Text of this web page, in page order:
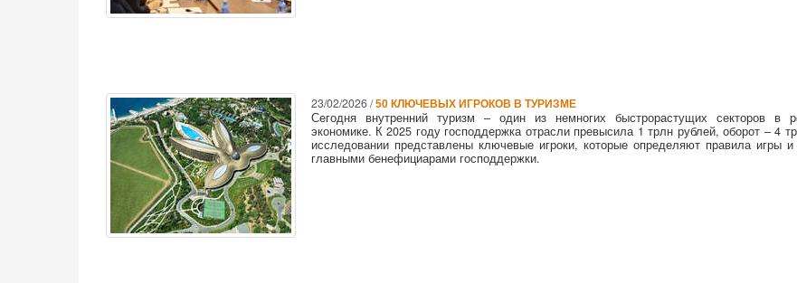
23/02/2026 /50 КЛЮЧЕВЫХ ИГРОКОВ В ТУРИЗМЕ
Сегодня внутренний туризм – один из немногих быстрорастущих секторов в
экономике. К 2025 году господдержка отрасли превысила 1 трлн рублей, оборот – 4
исследовании представлены ключевые игроки, которые определяют правила игры
главными бенефициарами господдержки.